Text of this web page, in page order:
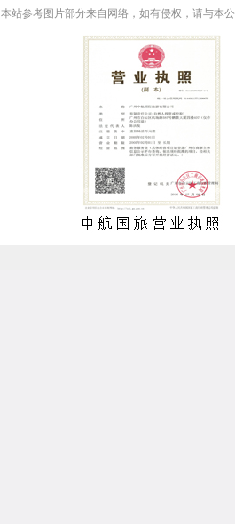
本站参考图片部分来自网络，如有侵权，请与本